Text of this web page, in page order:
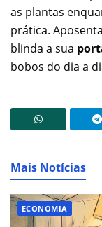
as plantas
prática.
blinda a sua
bobos do dia a
Mais Notícias
ECONOMIA